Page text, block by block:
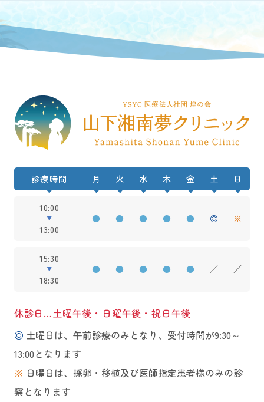
診療時間 月 火 水 木 金 土 日
10:00
13:00
● ● ● ● ● ◎ ※
15:30
18:30
● ● ● ● ● ／ ／
休診日…土曜午後・日曜午後・祝日午後
◎ 土曜日は、午前診療のみとなり、受付時間が9:30～
13:00となります
※ 日曜日は、採卵・移植及び医師指定患者様のみの診
察となります